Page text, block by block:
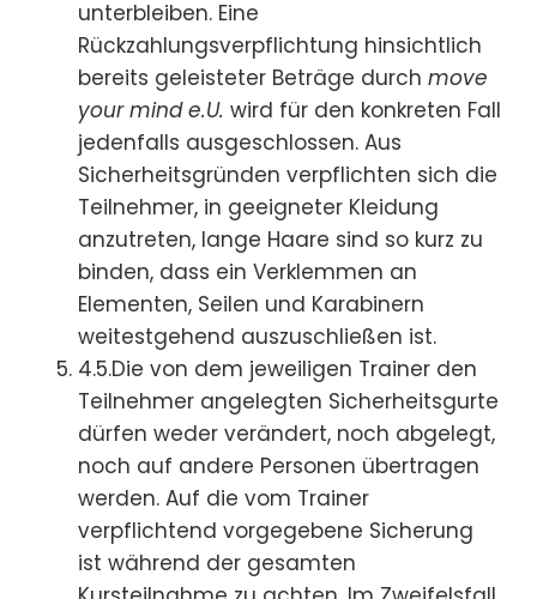
unterbleiben. Eine
Rückzahlungsverpflichtung hinsichtlich
bereits geleisteter Beträge durch move
your mind e.U. wird für den konkreten Fall
jedenfalls ausgeschlossen. Aus
Sicherheitsgründen verpflichten sich die
Teilnehmer, in geeigneter Kleidung
anzutreten, lange Haare sind so kurz zu
binden, dass ein Verklemmen an
Elementen, Seilen und Karabinern
weitestgehend auszuschließen ist.
4.5.Die von dem jeweiligen Trainer den
Teilnehmer angelegten Sicherheitsgurte
dürfen weder verändert, noch abgelegt,
noch auf andere Personen übertragen
werden. Auf die vom Trainer
verpflichtend vorgegebene Sicherung
ist während der gesamten